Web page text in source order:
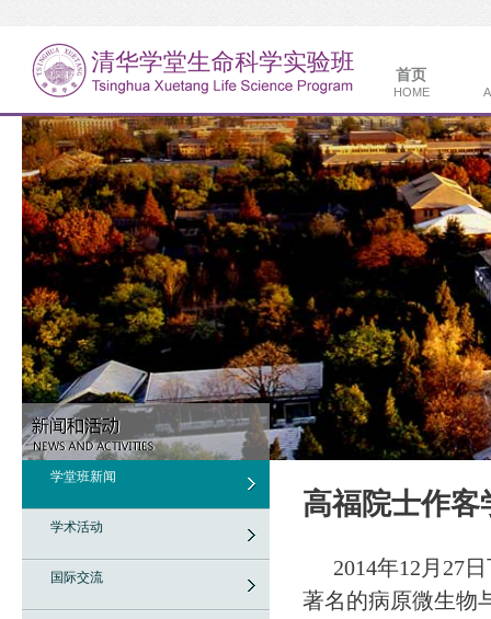
首页
HOME
学堂班新闻
学术活动
国际交流
高福院士作客
2014年12 月 27
著名的病原微生物